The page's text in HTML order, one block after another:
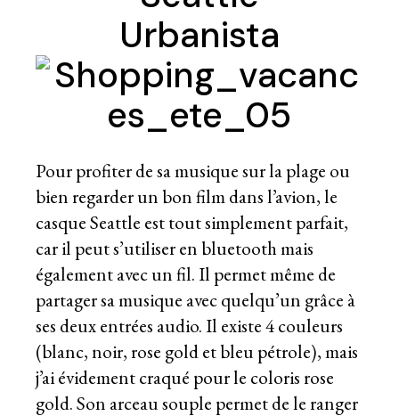
Urbanista
Pour profiter de sa musique sur la plage ou
bien regarder un bon film dans l’avion, le
casque Seattle est tout simplement parfait,
car il peut s’utiliser en bluetooth mais
également avec un fil. Il permet même de
partager sa musique avec quelqu’un grâce à
ses deux entrées audio. Il existe 4 couleurs
(blanc, noir, rose gold et bleu pétrole), mais
j’ai évidement craqué pour le coloris rose
gold. Son arceau souple permet de le ranger